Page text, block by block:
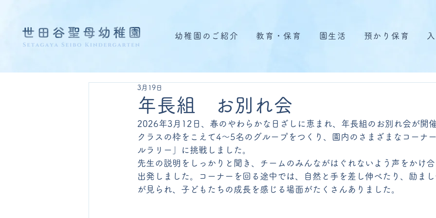
幼稚園のご紹介 教育・保育 園生活 預かり保育
年長組 お別れ会
3月19日
2026年3月12日、春のやわらかな日ざしに恵まれ、年長組のお別れ会が開
クラスの枠をこえて4～5名のグループをつくり、園内のさまざまなコーナ
ルラリー」に挑戦しました。
先生の説明をしっかりと聞き、チームのみんながはぐれないよう声をかけ
出発しました。コーナーを回る途中では、自然と手を差し伸べたり、励ま
が見られ、子どもたちの成長を感じる場面がたくさんありました。